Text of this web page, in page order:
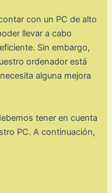
con un PC de alto
llevar a cabo
Sin embargo,
ordenador está
alguna mejora
tener en cuenta
PC. A continuación,